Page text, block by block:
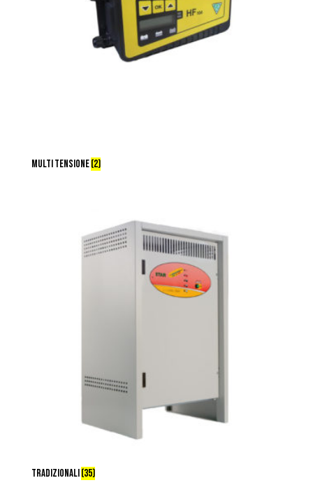
MULTI TENSIONE(2)
TRADIZIONALI(35)